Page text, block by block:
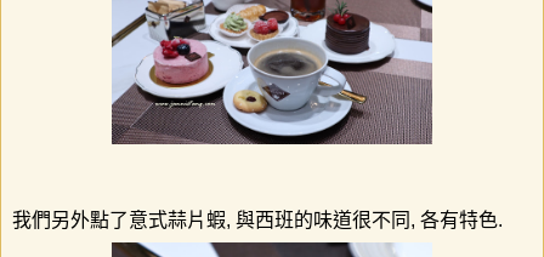
我們另外點了意式蒜片蝦, 與西班的味道很不同 , 各有特色.